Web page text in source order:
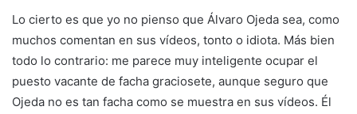
Lo cierto es que yo no pienso que Álvaro Ojeda sea, como
muchos comentan en sus vídeos, tonto o idiota. Más bien
todo lo contrario: me parece muy inteligente ocupar el
puesto vacante de facha graciosete, aunque seguro que
Ojeda no es tan facha como se muestra en sus vídeos. Él